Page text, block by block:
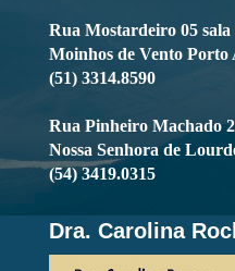
Rua Mostardeiro 05 sala
Moinhos de Vento Porto
(51) 3314.8590
Rua Pinheiro Machado
Nossa Senhora de
(54) 3419.0315
Dra. Carolina